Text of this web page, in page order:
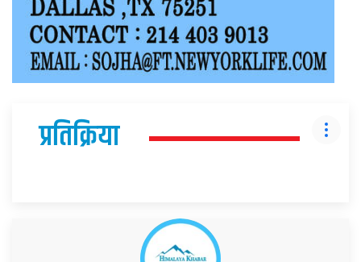
प्रतिक्रिया